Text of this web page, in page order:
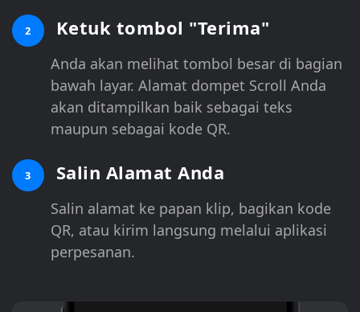
2 Ketuk tombol "Terima"
Anda akan melihat tombol besar di bagian
bawah layar. Alamat dompet Scroll Anda
akan ditampilkan baik sebagai teks
maupun sebagai kode QR.
3 Salin Alamat Anda
Salin alamat ke papan klip, bagikan kode
QR, atau kirim langsung melalui aplikasi
perpesanan.